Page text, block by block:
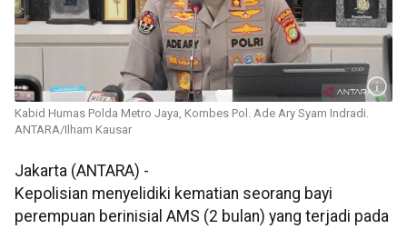
Kabid Humas Polda Metro Jaya, Kombes Pol. Ade Ary Syam Indradi.
ANTARA/Ilham Kausar
Jakarta (ANTARA) -
Kepolisian menyelidiki kematian seorang bayi
perempuan berinisial AMS (2 bulan) yang terjadi pada